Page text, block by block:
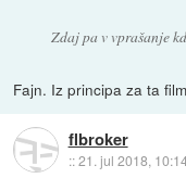
Zdaj pa v vprašanje
Fajn. Iz principa za ta
flbroker
::21. jul 2018,